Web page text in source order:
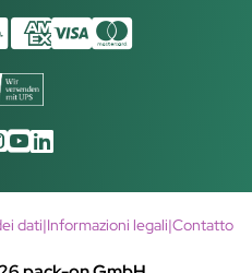
dati|Informazioni legali|Contatto